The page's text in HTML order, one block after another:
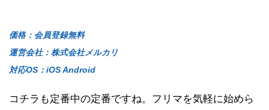
価格：会員登録無料
運営会社：株式会社メルカリ
対応OS：iOS Android
コチラも定番中の定番ですね。フリマを気軽に始めら